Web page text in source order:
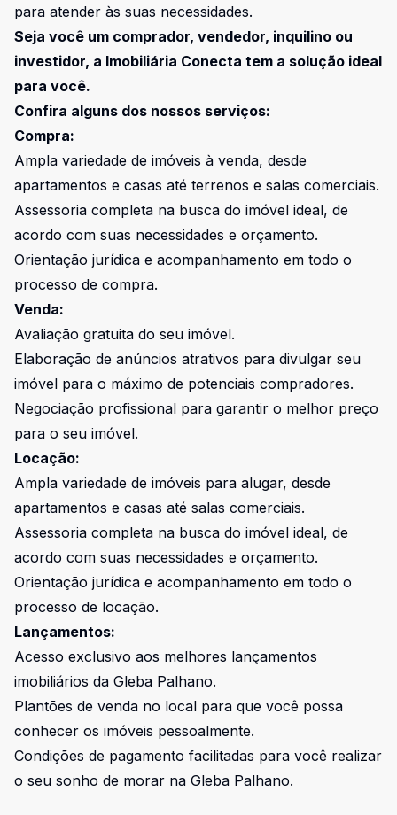
para atender às suas necessidades.
Seja você um comprador, vendedor, inquilino ou
investidor, a Imobiliária Conecta tem a solução ideal
para você.
Confira alguns dos nossos serviços:
Compra:
Ampla variedade de imóveis à venda, desde
apartamentos e casas até terrenos e salas comerciais.
Assessoria completa na busca do imóvel ideal, de
acordo com suas necessidades e orçamento.
Orientação jurídica e acompanhamento em todo o
processo de compra.
Venda:
Avaliação gratuita do seu imóvel.
Elaboração de anúncios atrativos para divulgar seu
imóvel para o máximo de potenciais compradores.
Negociação profissional para garantir o melhor preço
para o seu imóvel.
Locação:
Ampla variedade de imóveis para alugar, desde
apartamentos e casas até salas comerciais.
Assessoria completa na busca do imóvel ideal, de
acordo com suas necessidades e orçamento.
Orientação jurídica e acompanhamento em todo o
processo de locação.
Lançamentos:
Acesso exclusivo aos melhores lançamentos
imobiliários da Gleba Palhano.
Plantões de venda no local para que você possa
conhecer os imóveis pessoalmente.
Condições de pagamento facilitadas para você realizar
o seu sonho de morar na Gleba Palhano.